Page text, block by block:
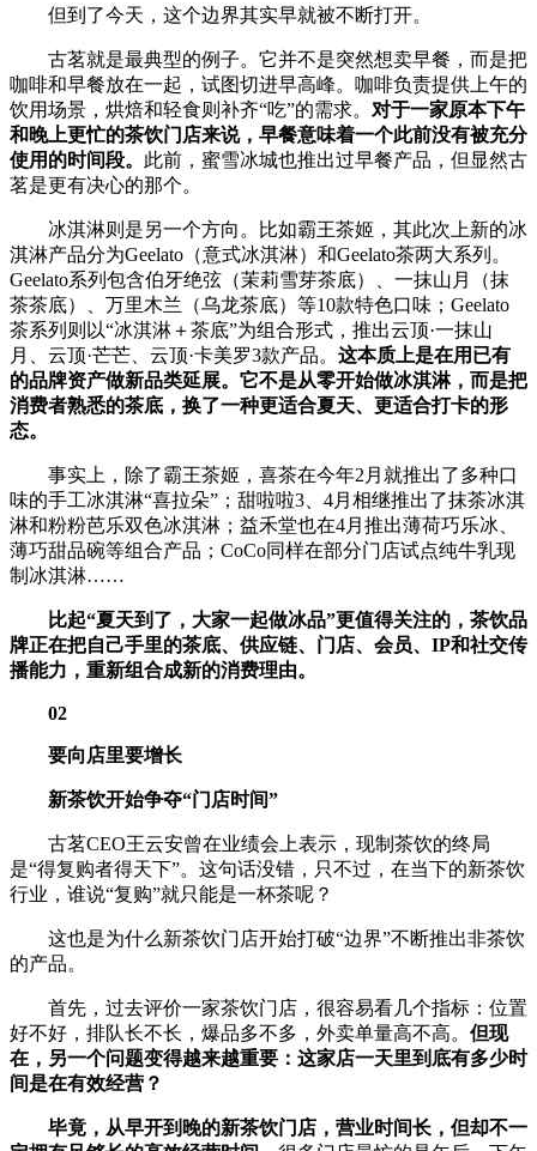
但到了今天，这个边界其实早就被不断打开。
古茗就是最典型的例子。它并不是突然想卖早餐，而是把
咖啡和早餐放在一起，试图切进早高峰。咖啡负责提供上午的
饮用场景，烘焙和轻食则补齐“吃”的需求。 对于一家原本下午
和晚上更忙的茶饮门店来说，早餐意味着一个此前没有被充分
使用的时间段。 此前，蜜雪冰城也推出过早餐产品，但显然古
茗是更有决心的那个。
冰淇淋则是另一个方向。比如霸王茶姬，其此次上新的冰
淇淋产品分为Geelato（意式冰淇淋）和Geelato茶两大系列。
Geelato系列包含伯牙绝弦（茉莉雪芽茶底）、一抹山月（抹
茶茶底）、万里木兰（乌龙茶底）等10款特色口味；Geelato
茶系列则以“冰淇淋＋茶底”为组合形式，推出云顶·一抹山
月、云顶·芒芒、云顶·卡美罗3款产品。 这本质上是在用已有
的品牌资产做新品类延展。它不是从零开始做冰淇淋，而是把
消费者熟悉的茶底，换了一种更适合夏天、更适合打卡的形
态。
事实上，除了霸王茶姬，喜茶在今年2月就推出了多种口
味的手工冰淇淋“喜拉朵”；甜啦啦3、4月相继推出了抹茶冰淇
淋和粉粉芭乐双色冰淇淋；益禾堂也在4月推出薄荷巧乐冰、
薄巧甜品碗等组合产品；CoCo同样在部分门店试点纯牛乳现
制冰淇淋……
比起“夏天到了，大家一起做冰品”更值得关注的，茶饮品
牌正在把自己手里的茶底、供应链、门店、会员、IP和社交传
播能力，重新组合成新的消费理由。
02
要向店里要增长
新茶饮开始争夺“门店时间”
古茗CEO王云安曾在业绩会上表示，现制茶饮的终局
是“得复购者得天下”。这句话没错，只不过，在当下的新茶饮
行业，谁说“复购”就只能是一杯茶呢？
这也是为什么新茶饮门店开始打破“边界”不断推出非茶饮
的产品。
首先，过去评价一家茶饮门店，很容易看几个指标：位置
好不好，排队长不长，爆品多不多，外卖单量高不高。 但现
在，另一个问题变得越来越重要：这家店一天里到底有多少时
间是在有效经营？
毕竟，从早开到晚的新茶饮门店，营业时间长，但却不一